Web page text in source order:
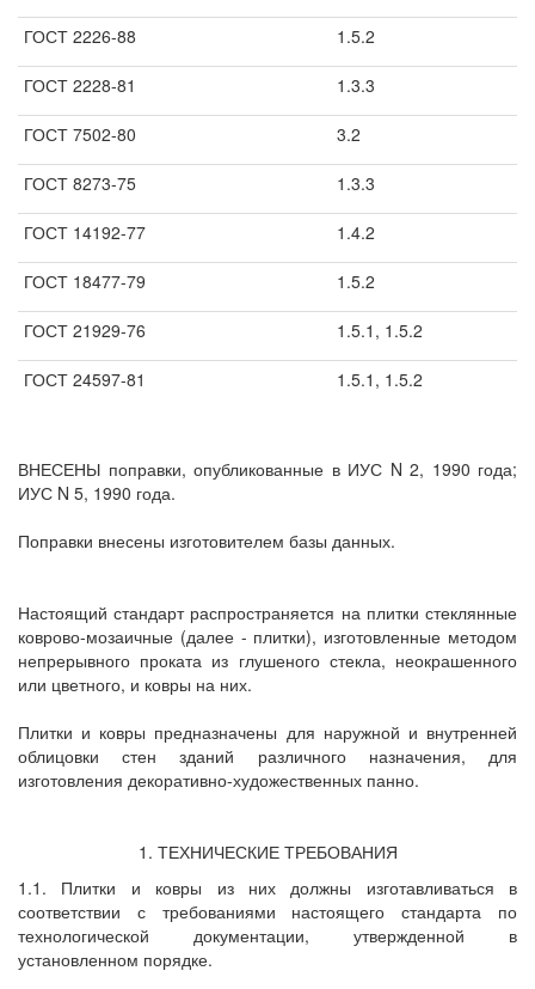
ГОСТ 2226-88 1.5.2
ГОСТ 2228-81 1.3.3
ГОСТ 7502-80 3.2
ГОСТ 8273-75 1.3.3
ГОСТ 14192-77 1.4.2
ГОСТ 18477-79 1.5.2
ГОСТ 21929-76 1.5.1, 1.5.2
ГОСТ 24597-81 1.5.1, 1.5.2
ВНЕСЕНЫ поправки, опубликованные в ИУС N 2, 1990 года;
ИУС N 5, 1990 года.
Поправки внесены изготовителем базы данных.
Настоящий стандарт распространяется на плитки стеклянные
коврово-мозаичные (далее - плитки), изготовленные методом
непрерывного проката из глушеного стекла, неокрашенного
или цветного, и ковры на них.
Плитки и ковры предназначены для наружной и внутренней
облицовки стен зданий различного назначения, для
изготовления декоративно-художественных панно.
1. ТЕХНИЧЕСКИЕ ТРЕБОВАНИЯ
1.1. Плитки и ковры из них должны изготавливаться в
соответствии с требованиями настоящего стандарта по
технологической документации, утвержденной в
установленном порядке.